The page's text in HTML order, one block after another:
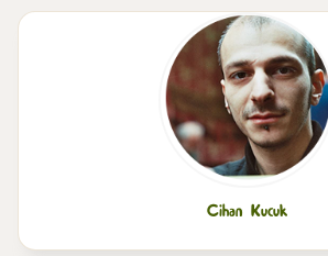
Cihan Kucuk